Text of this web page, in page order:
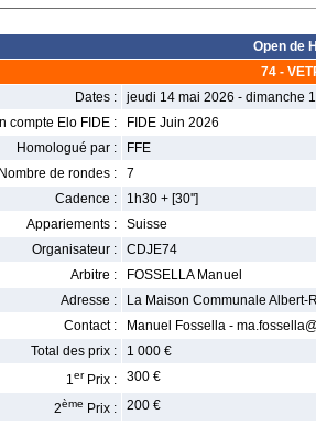
Open de
74 -
Dates :
jeudi 14 mai 2026 - dimanche
compte Elo FIDE :
FIDE Juin 2026
Homologué par :
FFE
Nombre de rondes :
7
Cadence :
1h30 + [30'']
Appariements :
Suisse
Organisateur :
CDJE74
Arbitre :
FOSSELLA Manuel
Adresse :
La Maison Communale
Contact :
Manuel Fossella -
Total des prix :
1 000 €
1er Prix : 300 €
2ème Prix : 200 €